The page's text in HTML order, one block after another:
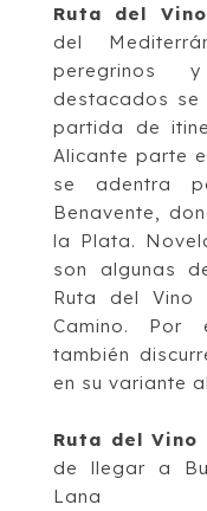
Ruta del
del
destacados se
partida de
Alicante parte
se adentra
Benavente,
la Plata.
son algunas
Ruta del Vino
Camino. Por
también
en su variante
Ruta del Vino
de llegar a
Lana